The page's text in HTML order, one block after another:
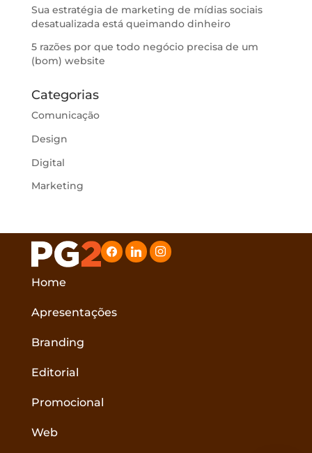
Sua estratégia de marketing de mídias sociais
desatualizada está queimando dinheiro
5 razões por que todo negócio precisa de um
(bom) website
Categorias
Comunicação
Design
Digital
Marketing
facebook
linkedininstagram
Home
Apresentações
Branding
Editorial
Promocional
Web